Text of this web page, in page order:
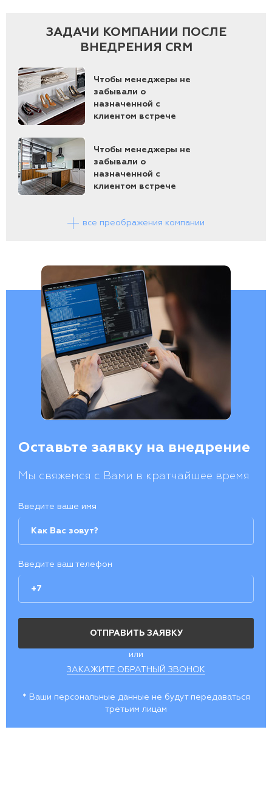
ЗАДАЧИ КОМПАНИИ ПОСЛЕ
ВНЕДРЕНИЯ CRM
Чтобы менеджеры не
забывали о
назначенной с
клиентом встрече
Чтобы менеджеры не
забывали о
назначенной с
клиентом встрече
все преображения компании
Оставьте заявку на внедрение
Мы свяжемся с Вами в кратчайшее время
Введите ваше имя
Введите ваш телефон
или
ЗАКАЖИТЕ ОБРАТНЫЙ ЗВОНОК
* Ваши персональные данные не будут передаваться
третьим лицам